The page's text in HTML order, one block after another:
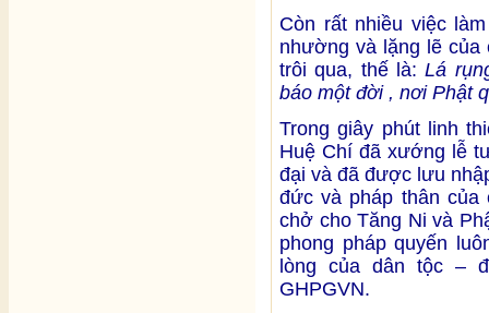
Còn rất nhiều việc
nhường và lặng lẽ của
trôi qua, thế là:Lá
báo một đời , nơi Phật
Trong giây phút linh
Huệ Chí đã xướng lễ
đại và đã được lưu
đức và pháp thân
chở cho Tăng Ni và
phong pháp quyến
lòng của dân tộc –
GHPGVN.